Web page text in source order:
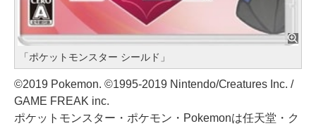
「ポケットモンスター シールド」
©2019 Pokemon. ©1995-2019 Nintendo/Creatures Inc. /
GAME FREAK inc.
ポケットモンスター・ポケモン・Pokemonは任天堂・ク